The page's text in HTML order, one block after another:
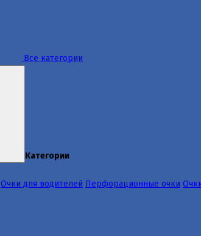
Все категории
Категории
Очки для водителей Перфорационные очки